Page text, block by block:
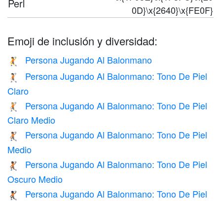
Perl
0D}\x{2640}\x{FE0F}
Emoji de inclusión y diversidad:
🤾 Persona Jugando Al Balonmano
🤾🏻
Persona Jugando Al Balonmano: Tono De Piel
Claro
🤾🏼
Persona Jugando Al Balonmano: Tono De Piel
Claro Medio
🤾🏽
Persona Jugando Al Balonmano: Tono De Piel
Medio
🤾🏾
Persona Jugando Al Balonmano: Tono De Piel
Oscuro Medio
🤾🏿
Persona Jugando Al Balonmano: Tono De Piel